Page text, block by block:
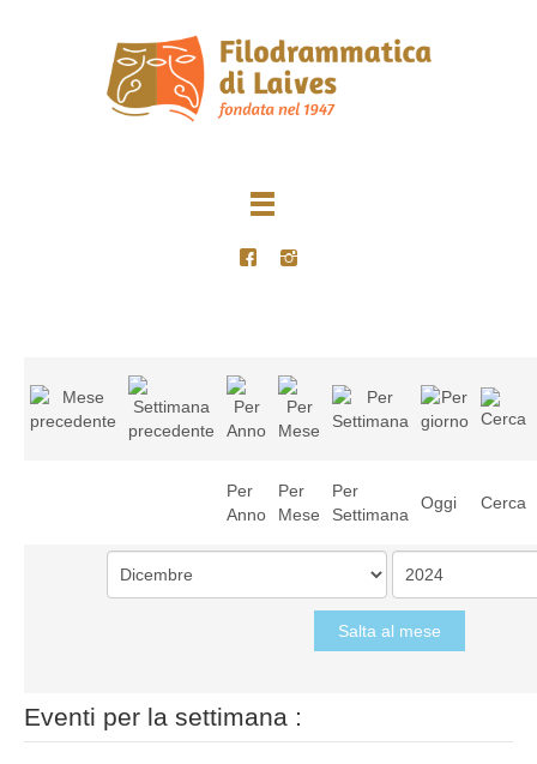
Per
Anno
Per
Mese
Per
Settimana
Oggi Cerca
Salta al mese
Eventi per la settimana :